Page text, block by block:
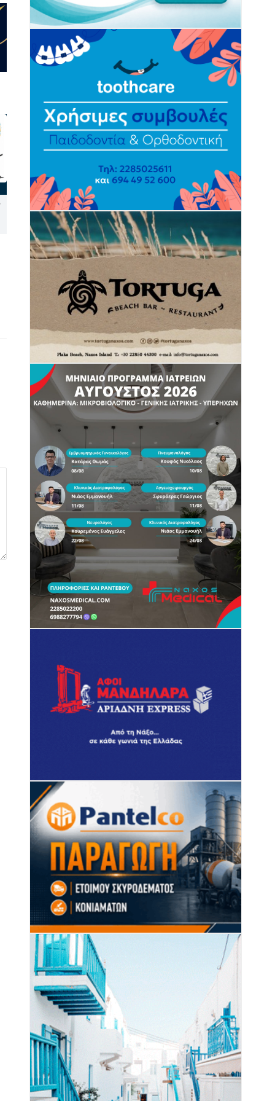
Ψήφισμα του Κυνηγετικού
Συλλόγου Νάξου κατά της
εγκατάστασης αιολικών
πάρκων στις Κυκλάδες
Ο Γιώργος Νταλάρας με τη
μουσική παράσταση
«Ρεμπέτικο» στο 10ο
Φεστιβάλ Ρεμπέτικου Σύρου